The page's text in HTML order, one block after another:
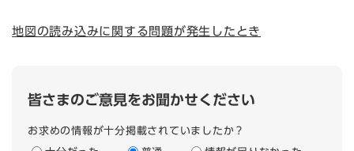
地図の読み込みに関する問題が発生したとき
皆さまのご意見をお聞かせください
お求めの情報が十分掲載されていましたか？